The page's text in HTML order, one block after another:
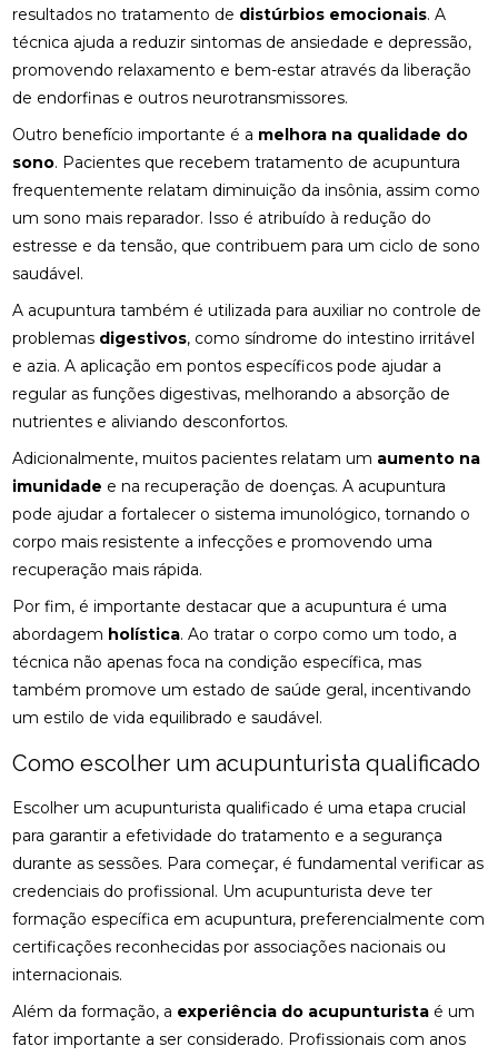
resultados no tratamento de distúrbios emocionais. A
técnica ajuda a reduzir sintomas de ansiedade e depressão,
promovendo relaxamento e bem-estar através da liberação
de endorfinas e outros neurotransmissores.
Outro benefício importante é a melhora na qualidade do
sono. Pacientes que recebem tratamento de acupuntura
frequentemente relatam diminuição da insônia, assim como
um sono mais reparador. Isso é atribuído à redução do
estresse e da tensão, que contribuem para um ciclo de sono
saudável.
A acupuntura também é utilizada para auxiliar no controle de
problemas digestivos, como síndrome do intestino irritável
e azia. A aplicação em pontos específicos pode ajudar a
regular as funções digestivas, melhorando a absorção de
nutrientes e aliviando desconfortos.
Adicionalmente, muitos pacientes relatam um aumento na
imunidade e na recuperação de doenças. A acupuntura
pode ajudar a fortalecer o sistema imunológico, tornando o
corpo mais resistente a infecções e promovendo uma
recuperação mais rápida.
Por fim, é importante destacar que a acupuntura é uma
abordagem holística. Ao tratar o corpo como um todo, a
técnica não apenas foca na condição específica, mas
também promove um estado de saúde geral, incentivando
um estilo de vida equilibrado e saudável.
Como escolher um acupunturista qualificado
Escolher um acupunturista qualificado é uma etapa crucial
para garantir a efetividade do tratamento e a segurança
durante as sessões. Para começar, é fundamental verificar as
credenciais do profissional. Um acupunturista deve ter
formação específica em acupuntura, preferencialmente com
certificações reconhecidas por associações nacionais ou
internacionais.
Além da formação, a experiência do acupunturista é um
fator importante a ser considerado. Profissionais com anos
BENEFÍCIOS DA QUIROPRAXIA NA FISIOTERAPIA
BENEFÍCIOS DA QUIROPRAXIA PARA A SAÚDE
BENEFÍCIOS DA QUIROPRAXIA PARA ALIVIAR O
NERVO CIÁTICO
BENEFÍCIOS DA QUIROPRAXIA PARA JOELHO E
COMO FUNCIONA
BENEFÍCIOS DA QUIROPRAXIA PARA O NERVO
BENEFÍCIOS DA QUIROPRAXIA PARA SUA SAÚDE
BENEFÍCIOS DAS PALMILHAS PARA JOANETE
MELHOR PARA SUAS NECESSIDADES
CLÍNICA DE QUIROPRAXIA PERTO DE MIM:
ENCONTRE ALÍVIO E BEM-ESTAR NA REGIÃO
CLÍNICA DE QUIROPRAXIA PERTO DE MIM:
ENCONTRE ALÍVIO E BEM-ESTAR NA SUA REGIÃO
CLÍNICA DE QUIROPRAXIA PERTO DE MIM:
ENCONTRE ALÍVIO E BEM-ESTAR PELA REGIÃO
CLÍNICA DE QUIROPRAXIA PERTO DE MIM:
LOCALIZE ALÍVIO E BEM-ESTAR NA SUA REGIÃO
SOBRE O TEMA
ENXAQUECA DE FORMA EFICAZ
COMO A ACUPUNTURA PODE ALIVIAR A
ENXAQUECA E MELHORAR SUA QUALIDADE DE
VIDA
COMO A ACUPUNTURA PODE ALIVIAR A
ENXAQUECA NATURALMENTE